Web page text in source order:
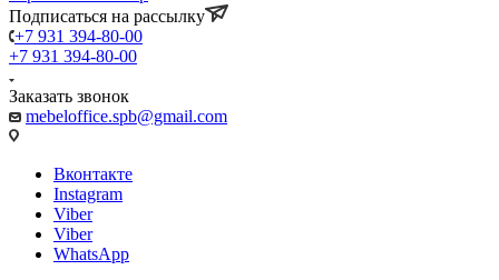
Подписаться на рассылку
+7 931 394-80-00
+7 931 394-80-00
Заказать звонок
mebeloffice.spb@gmail.com
Вконтакте
Instagram
Viber
Viber
WhatsApp